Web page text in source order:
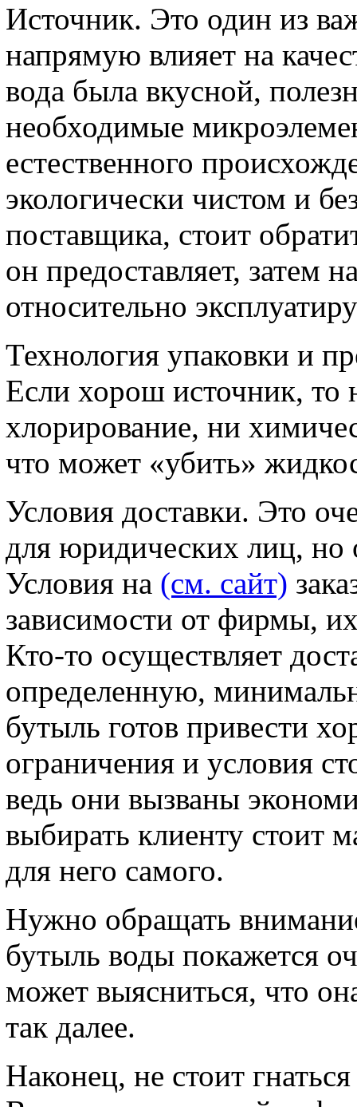
Источник. Это один из
напрямую влияет на
вода была вкусной,
необходимые
естественного
экологически чистом и
поставщика, стоит
он предоставляет, затем
относительно
Технология упаковки и
Если хорош источник, то
хлорирование, ни
что может «убить»
Условия доставки. Это
для юридических лиц, но
Условия на (см. сайт)
зависимости от фирмы,
Кто-то осуществляет
определенную,
бутыль готов привести
ограничения и условия
ведь они вызваны
выбирать клиенту стоит
для него самого.
Нужно обращать
бутыль воды покажется
может выясниться, что
так далее.
Наконец, не стоит